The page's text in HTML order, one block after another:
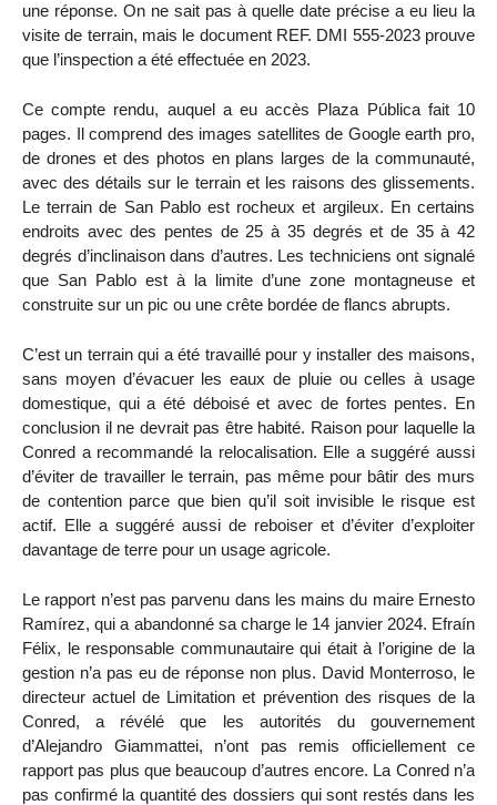
une réponse. On ne sait pas à quelle date précise a eu lieu la
visite de terrain, mais le document REF. DMI 555-2023 prouve
que l’inspection a été effectuée en 2023.
Ce compte rendu, auquel a eu accès Plaza Pública fait 10
pages. Il comprend des images satellites de Google earth pro,
de drones et des photos en plans larges de la communauté,
avec des détails sur le terrain et les raisons des glissements.
Le terrain de San Pablo est rocheux et argileux. En certains
endroits avec des pentes de 25 à 35 degrés et de 35 à 42
degrés d’inclinaison dans d’autres. Les techniciens ont signalé
que San Pablo est à la limite d’une zone montagneuse et
construite sur un pic ou une crête bordée de flancs abrupts.
C’est un terrain qui a été travaillé pour y installer des maisons,
sans moyen d’évacuer les eaux de pluie ou celles à usage
domestique, qui a été déboisé et avec de fortes pentes. En
conclusion il ne devrait pas être habité. Raison pour laquelle la
Conred a recommandé la relocalisation. Elle a suggéré aussi
d’éviter de travailler le terrain, pas même pour bâtir des murs
de contention parce que bien qu’il soit invisible le risque est
actif. Elle a suggéré aussi de reboiser et d’éviter d’exploiter
davantage de terre pour un usage agricole.
Le rapport n’est pas parvenu dans les mains du maire Ernesto
Ramírez, qui a abandonné sa charge le 14 janvier 2024. Efraín
Félix, le responsable communautaire qui était à l’origine de la
gestion n’a pas eu de réponse non plus. David Monterroso, le
directeur actuel de Limitation et prévention des risques de la
Conred, a révélé que les autorités du gouvernement
d’Alejandro Giammattei, n’ont pas remis officiellement ce
rapport pas plus que beaucoup d’autres encore. La Conred n’a
pas confirmé la quantité des dossiers qui sont restés dans les